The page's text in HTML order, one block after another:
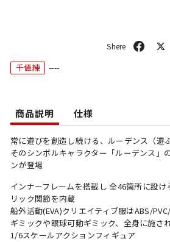
シ
千値練 ----
商品説明 仕様
常に遊びを創造し続ける、ルーデンス（遊ぶ
そのシンボルキャラクター「ルーデンス」
ンが登場
インナーフレームを搭載し 全46箇所に設
リック関節を内蔵
船外活動(EVA)クリエイティブ服はABS/
ギミックや眼球可動ギミック、全身に施さ
1/6スケールアクションフィギュア